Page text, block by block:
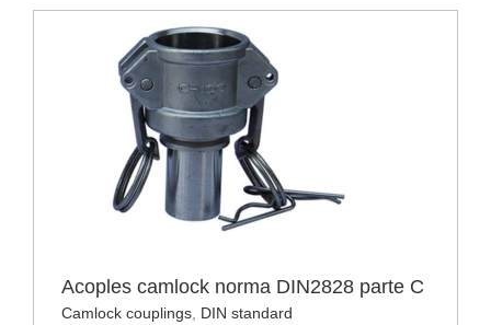
Acoples camlock norma DIN2828 parte C
Camlock couplings DIN standard